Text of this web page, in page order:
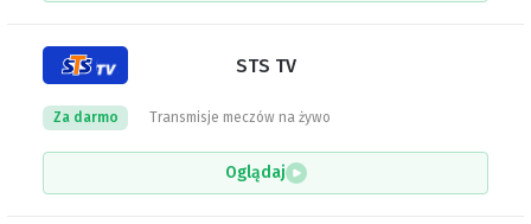
STS TV
Transmisje meczów na żywo
Za darmo
Oglądaj